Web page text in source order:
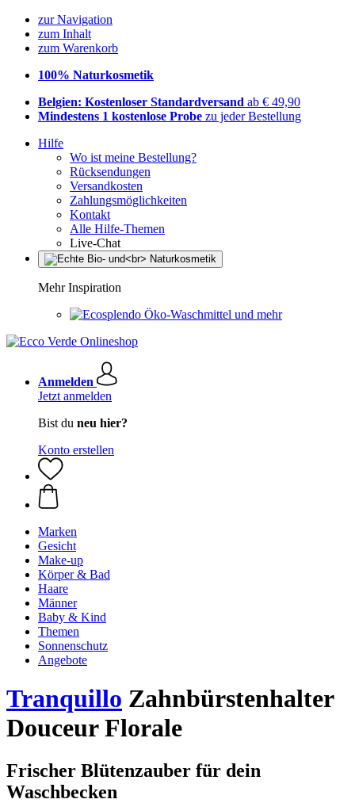
zur Navigation
zum Inhalt
zum Warenkorb
100% Naturkosmetik
Belgien: Kostenloser Standardversand ab € 49,90
Mindestens 1 kostenlose Probe zu jeder Bestellung
Hilfe
Wo ist meine Bestellung?
Rücksendungen
Versandkosten
Zahlungsmöglichkeiten
Kontakt
Alle Hilfe-Themen
Live-Chat
Mehr Inspiration
Öko-Waschmittel und mehr
Anmelden
Jetzt anmelden
Bist du neu hier?
Konto erstellen
Marken
Gesicht
Make-up
Körper & Bad
Haare
Männer
Baby & Kind
Themen
Sonnenschutz
Angebote
Tranquillo Zahnbürstenhalter
Douceur Florale
Frischer Blütenzauber für dein
Waschbecken